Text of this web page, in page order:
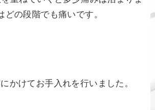
どの段階でも痛いです。
かけてお手入れを行いました。